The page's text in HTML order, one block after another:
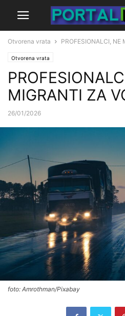
Otvorena vrata PROFESIONALCI, NE
Otvorena vrata
MIGRANTI ZA
26/01/2026
foto: Amrothman/Pixabay